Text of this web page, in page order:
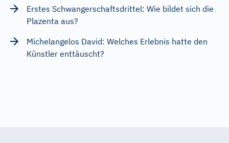
Erstes Schwangerschaftsdrittel: Wie bildet sich die
Plazenta aus?
Michelangelos David: Welches Erlebnis hatte den
Künstler enttäuscht?